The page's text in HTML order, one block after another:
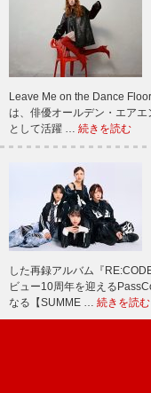
Leave Me on the Dance
は、俳優オールデン・エア
として活躍 … 続きを読む
した再録アルバム『
ビュー10周年を迎える
なる【SUMME … 続きを読む